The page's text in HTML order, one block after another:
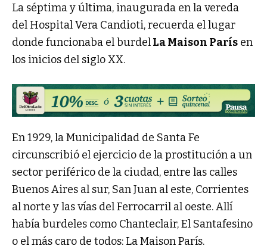
La séptima y última, inaugurada en la vereda
del Hospital Vera Candioti, recuerda el lugar
donde funcionaba el burdelLa Maison París en
los inicios del siglo XX.
En 1929, la Municipalidad de Santa Fe
circunscribió el ejercicio de la prostitución a un
sector periférico de la ciudad, entre las calles
Buenos Aires al sur, San Juan al este, Corrientes
al norte y las vías del Ferrocarril al oeste. Allí
había burdeles como Chanteclair, El Santafesino
o el más caro de todos: La Maison París.